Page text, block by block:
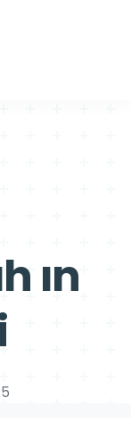
ın